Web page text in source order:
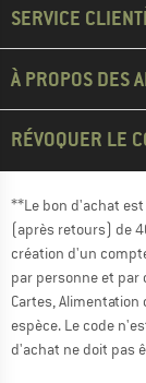
SERVICE
À PROPOS DES
RÉVOQUER LE
**Le bon d'achat
(après retours) de
création d'un
par personne et par
Cartes,
espèce. Le code
d'achat ne doit pas